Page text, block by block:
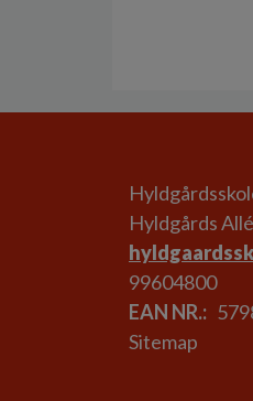
Hyldgårds
99604800
EAN NR.
Sitemap